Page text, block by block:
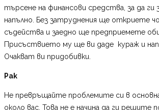
търсене на финансови средства, за да ги
напълно. Без затруднения ще откриете
съдейства и заедно ще предприемете
Присъствието му ще ви даде кураж и
Очакват ви придобивки.
Рак
Не превръщайте проблемите си в
около вас. Това не е начина да ги решите